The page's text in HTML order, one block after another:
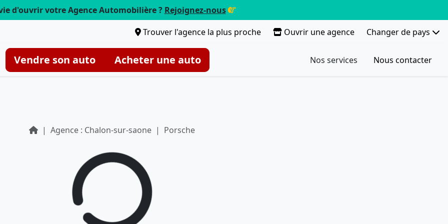
d'ouvrir votre Agence Automobilière ? Rejoignez-nous
Trouver l'agence la plus proche
Ouvrir une agence Changer de pays
Vendre son auto Acheter une auto Nos services Nous contacter
Agence : Chalon-sur-saone Porsche